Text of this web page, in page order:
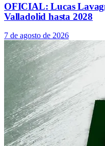
OFICIAL: Lucas
Valladolid hasta 2028
7 de agosto de 2026